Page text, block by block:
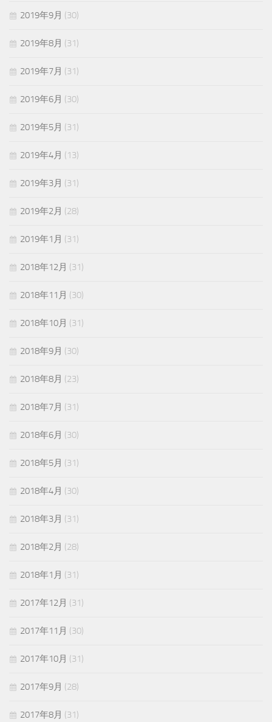
2019年9月 (30)
2019年8月 (31)
2019年7月 (31)
2019年6月 (30)
2019年5月 (31)
2019年4月 (13)
2019年3月 (31)
2019年2月 (28)
2019年1月 (31)
2018年12月 (31)
2018年11月 (30)
2018年10月 (31)
2018年9月 (30)
2018年8月 (23)
2018年7月 (31)
2018年6月 (30)
2018年5月 (31)
2018年4月 (30)
2018年3月 (31)
2018年2月 (28)
2018年1月 (31)
2017年12月 (31)
2017年11月 (30)
2017年10月 (31)
2017年9月 (28)
2017年8月 (31)